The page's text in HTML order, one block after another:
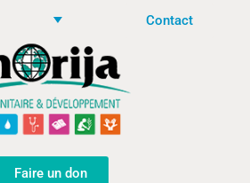
Contact
Faire un don